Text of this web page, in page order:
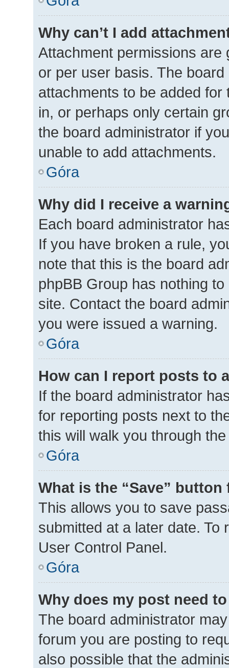
Why can’t I add
Attachment permissions
or per user basis. The
attachments to be added
in, or perhaps only certain
the board administrator if
unable to add attachments.
Góra
Why did I receive a
Each board administrator
If you have broken a rule,
note that this is the board
phpBB Group has nothing
site. Contact the board
you were issued a warning.
Góra
How can I report posts to
If the board administrator
for reporting posts next to
this will walk you through
Góra
What is the “Save”
This allows you to save
submitted at a later date.
User Control Panel.
Góra
Why does my post need
The board administrator
forum you are posting to
also possible that the